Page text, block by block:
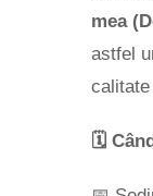
mea
astfel
🗓️